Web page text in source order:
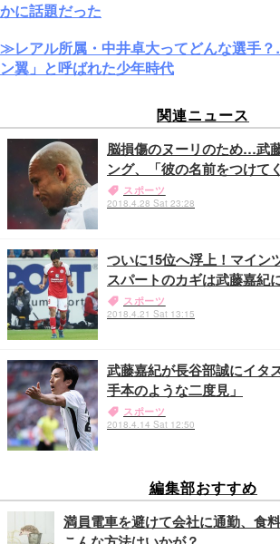
かに話題だった
≫レアル所属・中井卓大ってどんな選手
ン翼」と呼ばれた少年時代
関連ニュース
脳損傷のヌーリのため…武
ング、「彼の名前をつけて
スポーツ
2018.4.28 Sat 23:28
ついに15位へ浮上！マイン
スパートのカギは武藤嘉紀
スポーツ
2018.4.21 Sat 13:15
武藤嘉紀が長谷部誠にイタ
手本のような二度見」
スポーツ
2018.4.14 Sat 12:50
編集部おすすめ
満員電車を避けて会社に通勤、食